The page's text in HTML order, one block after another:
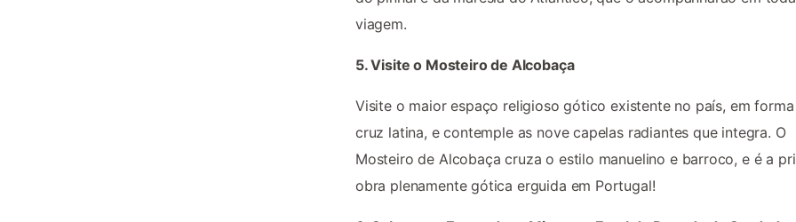
viagem.
5. Visite o Mosteiro de Alcobaça
Visite o maior espaço religioso gótico existente no país, em
cruz latina, e contemple as nove capelas radiantes que integra. O
Mosteiro de Alcobaça cruza o estilo manuelino e barroco, e é a
obra plenamente gótica erguida em Portugal!